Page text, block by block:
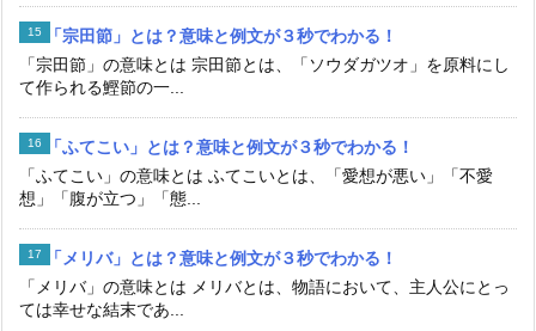
「宗田節」とは？意味と例文が３秒でわかる！
「宗田節」の意味とは 宗田節とは、「ソウダガツオ」を原料にし
て作られる鰹節の一...
「ふてこい」とは？意味と例文が３秒でわかる！
「ふてこい」の意味とは ふてこいとは、「愛想が悪い」「不愛
想」「腹が立つ」「態...
「メリバ」とは？意味と例文が３秒でわかる！
「メリバ」の意味とは メリバとは、物語において、主人公にとっ
ては幸せな結末であ...